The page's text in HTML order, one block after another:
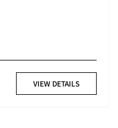
VIEW DETAILS